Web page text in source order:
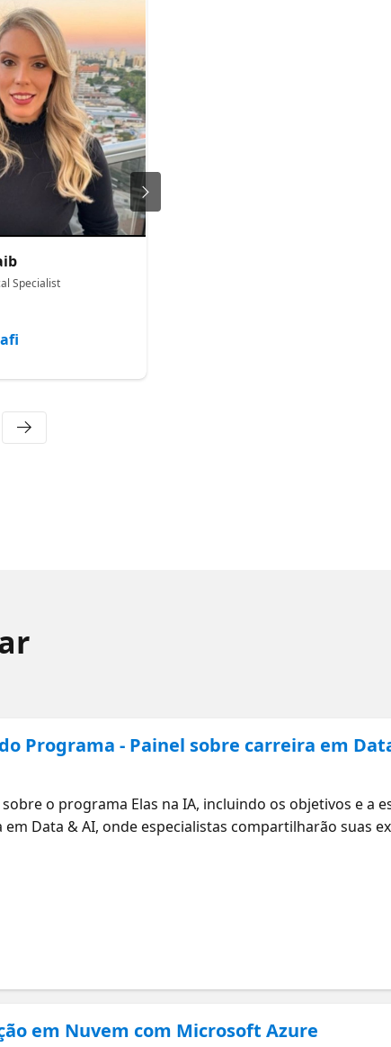
Specialist
Programa - Painel sobre carreira em
o programa Elas na IA, incluindo os objetivos e a
Data & AI, onde especialistas compartilharão suas
básicos da IA do Azure
em Nuvem com Microsoft Azure